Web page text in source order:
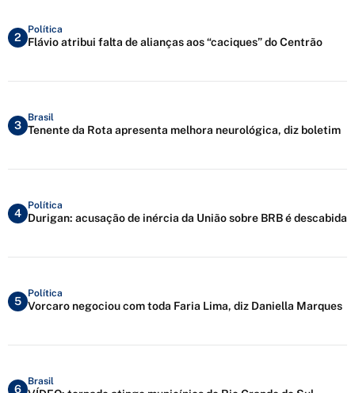
2
Política
Flávio atribui falta de alianças aos “caciques” do Centrão
3
Brasil
Tenente da Rota apresenta melhora neurológica, diz boletim
4
Política
Durigan: acusação de inércia da União sobre BRB é descabida
5
Política
Vorcaro negociou com toda Faria Lima, diz Daniella Marques
6
Brasil